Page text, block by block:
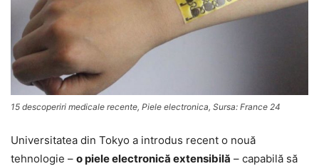
15 descoperiri medicale recente, Piele electronica, Sursa: France 24
Universitatea din Tokyo a introdus recent o nouă
tehnologie – o piele electronică extensibilă – capabilă să